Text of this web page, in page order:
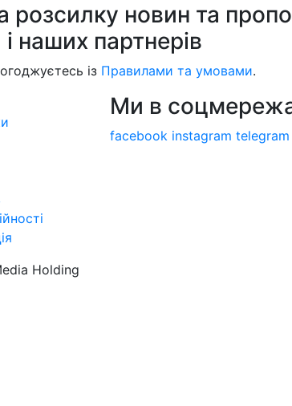
розсилку новин та
наших партнерів
із Правилами та умовами.
Ми в
facebook instagram telegram
Holding